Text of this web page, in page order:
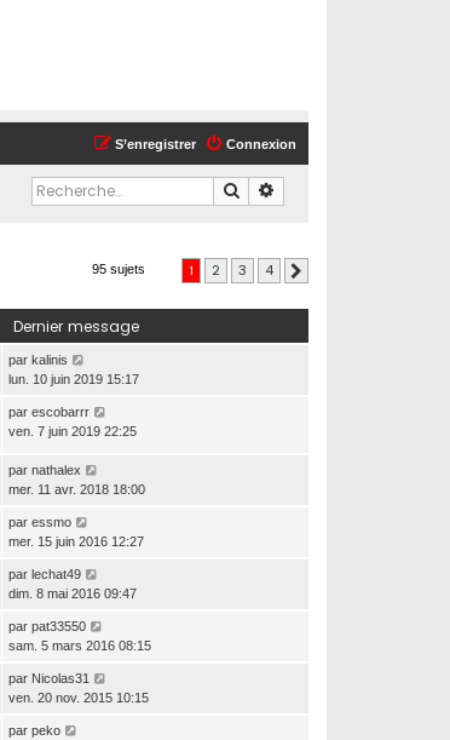
Connexion
S’enregistrer
Rechercher
95 sujets 1 2 3 4
Dernier message
par kalinis
lun. 10 juin 2019 15:17
par escobarrr
ven. 7 juin 2019 22:25
par nathalex
mer. 11 avr. 2018 18:00
par essmo
mer. 15 juin 2016 12:27
par lechat49
dim. 8 mai 2016 09:47
par pat33550
sam. 5 mars 2016 08:15
par Nicolas31
ven. 20 nov. 2015 10:15
par peko